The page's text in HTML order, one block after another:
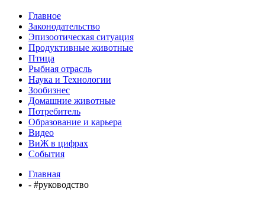
Главное
Законодательство
Эпизоотическая ситуация
Продуктивные животные
Птица
Рыбная отрасль
Наука и Технологии
Зообизнес
Домашние животные
Потребитель
Образование и карьера
Видео
ВиЖ в цифрах
События
Главная
- #руководство